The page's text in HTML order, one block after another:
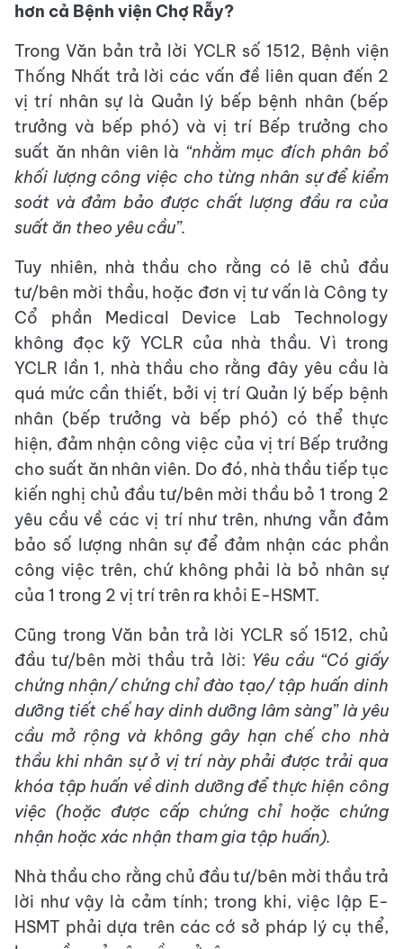
hơn cả Bệnh viện Chợ Rẫy?
Trong Văn bản trả lời YCLR số 1512, Bệnh viện
Thống Nhất trả lời các vấn đề liên quan đến 2
vị trí nhân sự là Quản lý bếp bệnh nhân (bếp
trưởng và bếp phó) và vị trí Bếp trưởng cho
suất ăn nhân viên là “nhằm mục đích phân bổ
khối lượng công việc cho từng nhân sự để kiểm
soát và đảm bảo được chất lượng đầu ra của
suất ăn theo yêu cầu”.
Tuy nhiên, nhà thầu cho rằng có lẽ chủ đầu
tư/bên mời thầu, hoặc đơn vị tư vấn là Công ty
Cổ phần Medical Device Lab Technology
không đọc kỹ YCLR của nhà thầu. Vì trong
YCLR lần 1, nhà thầu cho rằng đây yêu cầu là
quá mức cần thiết, bởi vị trí Quản lý bếp bệnh
nhân (bếp trưởng và bếp phó) có thể thực
hiện, đảm nhận công việc của vị trí Bếp trưởng
cho suất ăn nhân viên. Do đó, nhà thầu tiếp tục
kiến nghị chủ đầu tư/bên mời thầu bỏ 1 trong 2
yêu cầu về các vị trí như trên, nhưng vẫn đảm
bảo số lượng nhân sự để đảm nhận các phần
công việc trên, chứ không phải là bỏ nhân sự
của 1 trong 2 vị trí trên ra khỏi E-HSMT.
Cũng trong Văn bản trả lời YCLR số 1512, chủ
đầu tư/bên mời thầu trả lời: Yêu cầu “Có giấy
chứng nhận/ chứng chỉ đào tạo/ tập huấn dinh
dưỡng tiết chế hay dinh dưỡng lâm sàng” là yêu
cầu mở rộng và không gây hạn chế cho nhà
thầu khi nhân sự ở vị trí này phải được trải qua
khóa tập huấn về dinh dưỡng để thực hiện công
việc (hoặc được cấp chứng chỉ hoặc chứng
nhận hoặc xác nhận tham gia tập huấn).
Nhà thầu cho rằng chủ đầu tư/bên mời thầu trả
lời như vậy là cảm tính; trong khi, việc lập E-
HSMT phải dựa trên các cớ sở pháp lý cụ thể,